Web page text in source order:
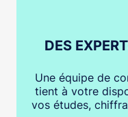
DES
Une équipe de
tient à votre
vos études,